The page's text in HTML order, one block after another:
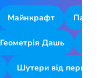
Майнкрафт
Геометрія Дашь
Шутери від першої